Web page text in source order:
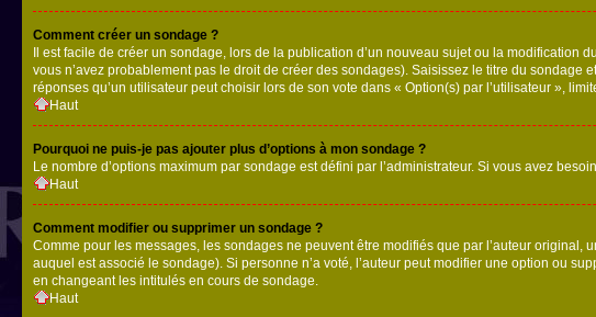
Comment créer un sondage ?
Il est facile de créer un sondage, lors de la publication d’un nouveau sujet ou la modification
vous n’avez probablement pas le droit de créer des sondages). Saisissez le titre du
réponses qu’un utilisateur peut choisir lors de son vote dans « Option(s) par l’utilisateur »,
Haut
Pourquoi ne puis-je pas ajouter plus d’options à mon sondage ?
Le nombre d’options maximum par sondage est défini par l’administrateur. Si vous avez
Haut
Comment modifier ou supprimer un sondage ?
Comme pour les messages, les sondages ne peuvent être modifiés que par l’auteur
auquel est associé le sondage). Si personne n’a voté, l’auteur peut modifier une option ou
en changeant les intitulés en cours de sondage.
Haut